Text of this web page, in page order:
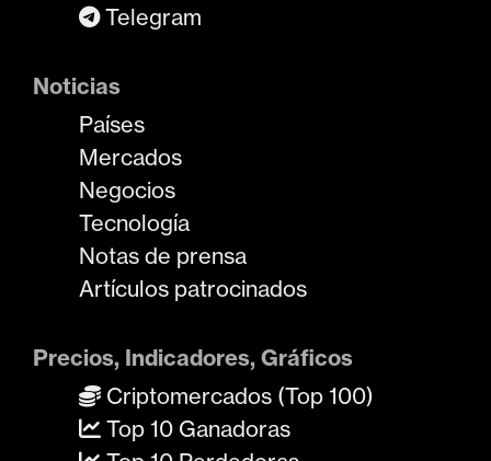
Telegram
Noticias
Países
Mercados
Negocios
Tecnología
Notas de prensa
Artículos patrocinados
Precios, Indicadores, Gráficos
Criptomercados (Top 100)
Top 10 Ganadoras